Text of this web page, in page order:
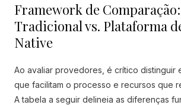
Framework de
Tradicional vs. Plataforma
Native
Ao avaliar provedores, é crítico distinguir
que facilitam o processo e recursos que
A tabela a seguir delineia as diferenças